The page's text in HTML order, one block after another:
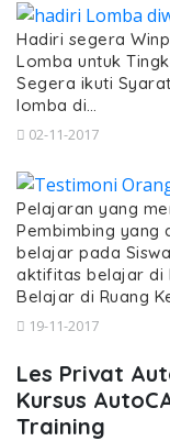
Hadiri segera
Lomba untuk
Segera ikuti
lomba di…
02-11-2017
Pelajaran yang
Pembimbing yang
belajar pada
aktifitas belajar di
Belajar di Ruang
19-11-2017
Les Privat
Kursus
Training